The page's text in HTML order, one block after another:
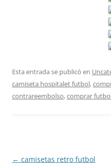
Esta entrada se publicó en
camiseta hospitalet futbol,
contrareembolso,comprar
Navegación
← camisetas retro futbol